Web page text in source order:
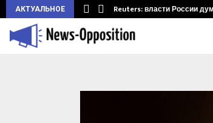
АКТУАЛЬНОЕ Reuters: власти России